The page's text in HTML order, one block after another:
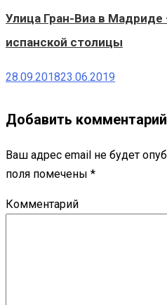
Улица Гран-Виа в Мадриде
испанской столицы
28.09.201823.06.2019
Добавить комментарий
Ваш адрес email не будет
поля помечены *
Комментарий